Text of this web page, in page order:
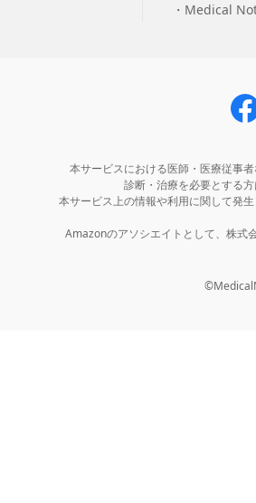
Medical
本サービスにおける医師・医療従事
診断・治療を必要とする
本サービス上の情報や利用に関して発
Amazonのアソシエイトとして、株式